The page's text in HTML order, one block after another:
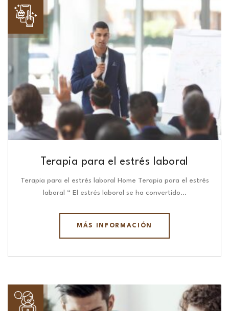
Terapia para el estrés laboral
Terapia para el estrés laboral Home Terapia para el estrés
laboral “ El estrés laboral se ha convertido…
MÁS INFORMACIÓN